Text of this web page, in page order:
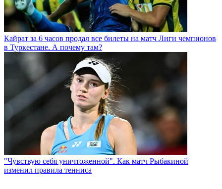
Кайрат за 6 часов продал все билеты на матч Лиги чемпионов
в Туркестане. А почему там?
"Чувствую себя уничтоженной". Как матч Рыбакиной
изменил правила тенниса